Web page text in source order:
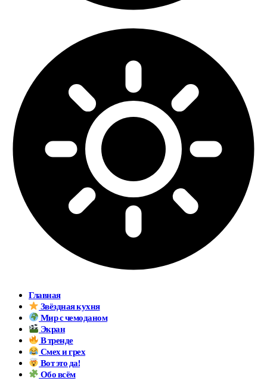
Главная
Звёздная кухня
Мир с чемоданом
Экран
В тренде
Смех и грех
Вот это да!
Обо всём